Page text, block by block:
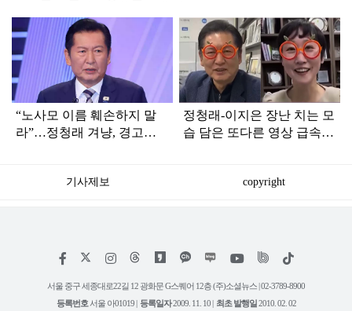
탑
라
인
“노사모 이름 훼손하지 말
라”…정청래 겨냥, 경고장
정청래-이지은 장난 치는 모
습 담은 또다른 영상 급속
기사제보 copyright
페
스
인
타
램
위
트
유
틱
서울 중구 세종대로22길 12 광화문 G스퀘어 12층 (주)소셜뉴스 | 02-3789-8900
등록번호 서울 아01019 | 등록일자2009. 11. 10 | 최초 발행일2010. 02. 02